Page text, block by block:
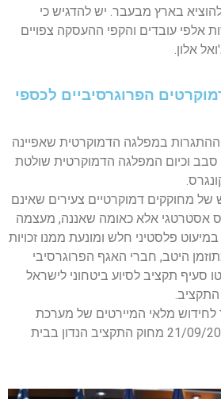
בארץ מבעבר. יש להדגיש כי
אלפי עובדים והקפי ההעסקה צפויים
אלון.
הפרוגרסיביים לכספי
במפלגה הדמוקרטית שאפיינה
וכיום המפלגה הדמוקרטית שולטת
מחוקקים דמוקרטיים צעירים שאינם
אסטרטגי אלא כאומה שאננה, מעצמה
פלסטיני חלש ומונעת ממנו זכויות
היטב, חברי האגף הפרוגרסיבי
סעיף תקציב לסיוע ביטחוני לישראל
לחידוש מלאי המיירטים של מערכת
"כיפת ברזל" הוסר ב- 21/09/2021 מחוק התקציב הנדון בבית